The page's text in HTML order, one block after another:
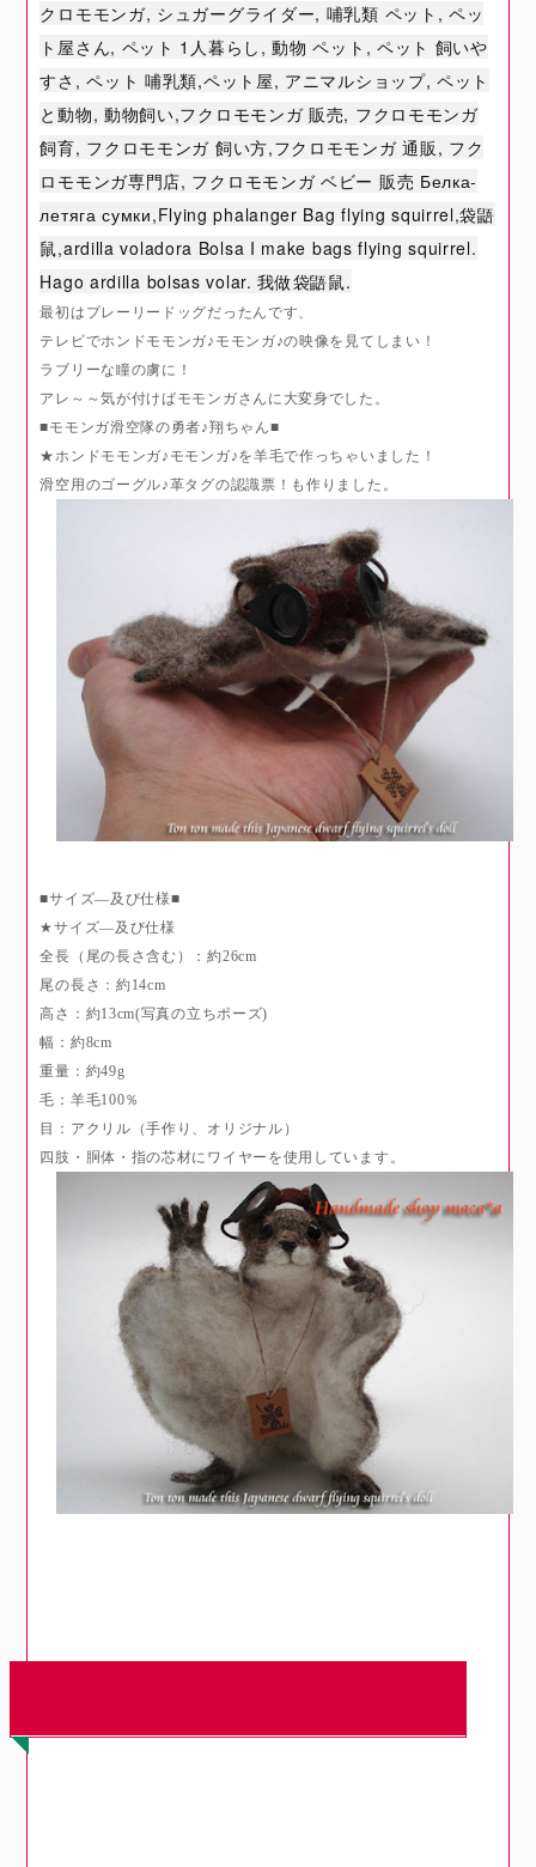
クロモモンガ, シュガーグライダー, 哺乳類 ペット, ペッ
ト屋さん, ペット 1人暮らし, 動物 ペット, ペット 飼いや
すさ, ペット 哺乳類,ペット屋, アニマルショップ, ペット
と動物, 動物飼い,フクロモモンガ 販売, フクロモモンガ
飼育, フクロモモンガ 飼い方,フクロモモンガ 通販, フク
ロモモンガ専門店, フクロモモンガ ベビー 販売 Белка-
летяга сумки,Flying phalanger Bag flying squirrel,袋鼯
鼠,ardilla voladora Bolsa I make bags flying squirrel.
Hago ardilla bolsas volar. 我做袋鼯鼠.
最初はプレーリードッグだったんです、
テレビでホンドモモンガ♪モモンガ♪の映像を見てしまい！
ラブリーな瞳の虜に！
アレ～～気が付けばモモンガさんに大変身でした。
■モモンガ滑空隊の勇者♪翔ちゃん■
★ホンドモモンガ♪モモンガ♪を羊毛で作っちゃいました！
滑空用のゴーグル♪革タグの認識票！も作りました。
■サイズ―及び仕様■
★サイズ―及び仕様
全長（尾の長さ含む）：約26cm
尾の長さ：約14cm
高さ：約13cm(写真の立ちポーズ)
幅：約8cm
重量：約49g
毛：羊毛100％
目：アクリル（手作り、オリジナル）
四肢・胴体・指の芯材にワイヤーを使用しています。